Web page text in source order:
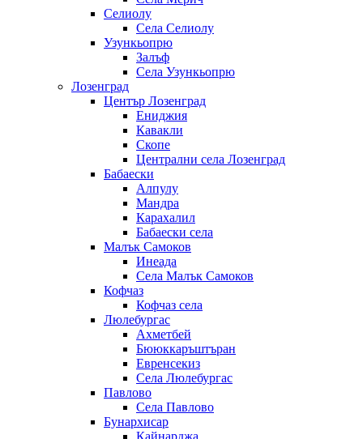
Селиолу
Села Селиолу
Узункьопрю
Залъф
Села Узункьопрю
Лозенград
Център Лозенград
Ениджия
Кавакли
Скопе
Централни села Лозенград
Бабаески
Алпулу
Мандра
Карахалил
Бабаески села
Малък Самоков
Инеада
Села Малък Самоков
Кофчаз
Кофчаз села
Люлебургас
Ахметбей
Бююккаръштъран
Евренсекиз
Села Люлебургас
Павлово
Села Павлово
Бунархисар